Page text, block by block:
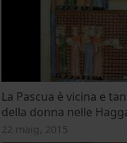
La Pascua è vicina e
della donna nelle
22 maig, 2015